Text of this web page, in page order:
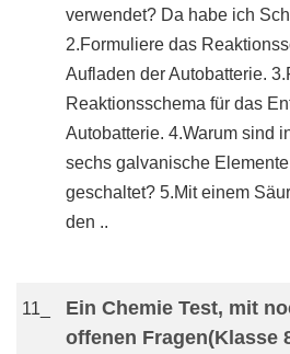
verwendet? Da habe ich
2.Formuliere das
Aufladen der Autobatterie.
Reaktionsschema für das
Autobatterie. 4.Warum sind
sechs galvanische
geschaltet? 5.Mit einem
den ..
11_
Ein Chemie Test, mit
offenen Fragen(Klasse